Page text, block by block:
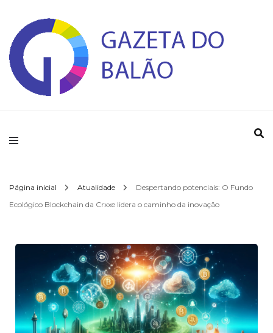
Gazeta do Balao
Página inicial Atualidade
Despertando potenciais: O Fundo
Ecológico Blockchain da Crxxe lidera o caminho da inovação